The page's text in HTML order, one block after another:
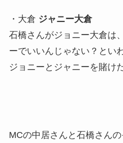
・大倉 ジャニー大倉
石橋さんがジョニー大倉は
ーでいいんじゃない？とい
ジョニーとジャニーを賭け
MCの中居さんと石橋さん